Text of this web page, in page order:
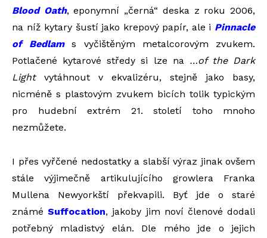
Blood Oath, eponymní „černá“ deska z roku 2006,
na níž kytary šustí jako krepový papír, ale i Pinnacle
of Bedlams vyčištěným metalcorovým zvukem.
Potlačené kytarové středy si lze na …of the Dark
Lightvytáhnout v ekvalizéru, stejně jako basy,
nicméně s plastovým zvukem bicích tolik typickým
pro hudební extrém 21. století toho mnoho
nezmůžete.
I přes vyřčené nedostatky a slabší výraz jinak ovšem
stále výjimečně artikulujícího growlera Franka
Mullena Newyorkští překvapili. Byť jde o staré
známéSuffocation, jakoby jim noví členové dodali
potřebný mladistvý elán. Dle mého jde o jejich